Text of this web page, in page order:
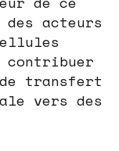
acteurs
contribuer
transfert
vers des